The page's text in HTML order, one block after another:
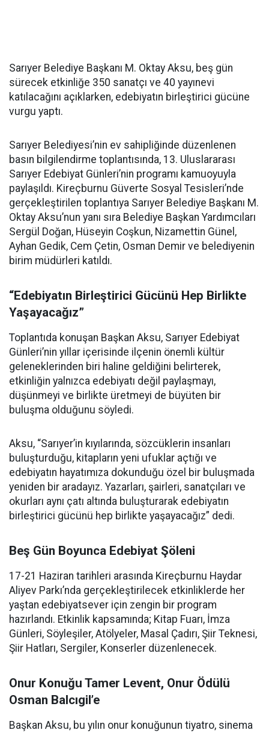
Sarıyer Belediye Başkanı M. Oktay Aksu, beş gün
sürecek etkinliğe 350 sanatçı ve 40 yayınevi
katılacağını açıklarken, edebiyatın birleştirici gücüne
vurgu yaptı.
Sarıyer Belediyesi’nin ev sahipliğinde düzenlenen
basın bilgilendirme toplantısında, 13. Uluslararası
Sarıyer Edebiyat Günleri’nin programı kamuoyuyla
paylaşıldı. Kireçburnu Güverte Sosyal Tesisleri’nde
gerçekleştirilen toplantıya Sarıyer Belediye Başkanı M.
Oktay Aksu’nun yanı sıra Belediye Başkan Yardımcıları
Sergül Doğan, Hüseyin Coşkun, Nizamettin Günel,
Ayhan Gedik, Cem Çetin, Osman Demir ve belediyenin
birim müdürleri katıldı.
“Edebiyatın Birleştirici Gücünü Hep Birlikte
Yaşayacağız”
Toplantıda konuşan Başkan Aksu, Sarıyer Edebiyat
Günleri’nin yıllar içerisinde ilçenin önemli kültür
geleneklerinden biri haline geldiğini belirterek,
etkinliğin yalnızca edebiyatı değil paylaşmayı,
düşünmeyi ve birlikte üretmeyi de büyüten bir
buluşma olduğunu söyledi.
Aksu, “Sarıyer’in kıyılarında, sözcüklerin insanları
buluşturduğu, kitapların yeni ufuklar açtığı ve
edebiyatın hayatımıza dokunduğu özel bir buluşmada
yeniden bir aradayız. Yazarları, şairleri, sanatçıları ve
okurları aynı çatı altında buluşturarak edebiyatın
birleştirici gücünü hep birlikte yaşayacağız” dedi.
Beş Gün Boyunca Edebiyat Şöleni
17-21 Haziran tarihleri arasında Kireçburnu Haydar
Aliyev Parkı’nda gerçekleştirilecek etkinliklerde her
yaştan edebiyatsever için zengin bir program
hazırlandı. Etkinlik kapsamında; Kitap Fuarı, İmza
Günleri, Söyleşiler, Atölyeler, Masal Çadırı, Şiir Teknesi,
Şiir Hatları, Sergiler, Konserler düzenlenecek.
Onur Konuğu Tamer Levent, Onur Ödülü
Osman Balcıgil’e
Başkan Aksu, bu yılın onur konuğunun tiyatro, sinema